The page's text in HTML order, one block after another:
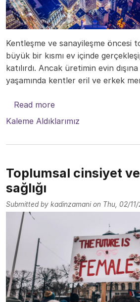
Kentleşme ve sanayileşme öncesi
büyük bir kısmı ev içinde
katılırdı. Ancak üretimin evin dışına
yaşamında kentler eril ve erkek
Read moreabout Kent ve kadın
Kaleme Aldıklarımız
Toplumsal cinsiyet
sağlığı
Submitted by kadinzamani on Thu, 02/